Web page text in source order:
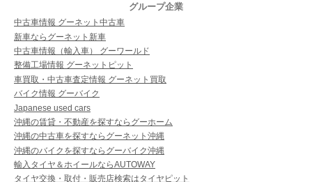
グループ企業
中古車情報 グーネット中古車
新車ならグーネット新車
中古車情報（輸入車） グーワールド
整備工場情報 グーネットピット
車買取・中古車査定情報 グーネット買取
バイク情報 グーバイク
Japanese used cars
沖縄の賃貸・不動産を探すならグーホーム
沖縄の中古車を探すならグーネット沖縄
沖縄のバイクを探すならグーバイク沖縄
輸入タイヤ＆ホイールならAUTOWAY
タイヤ交換・取付・販売店検索はタイヤピット